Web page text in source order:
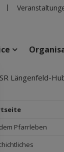
Längenfeld-
dem Pfarrleben